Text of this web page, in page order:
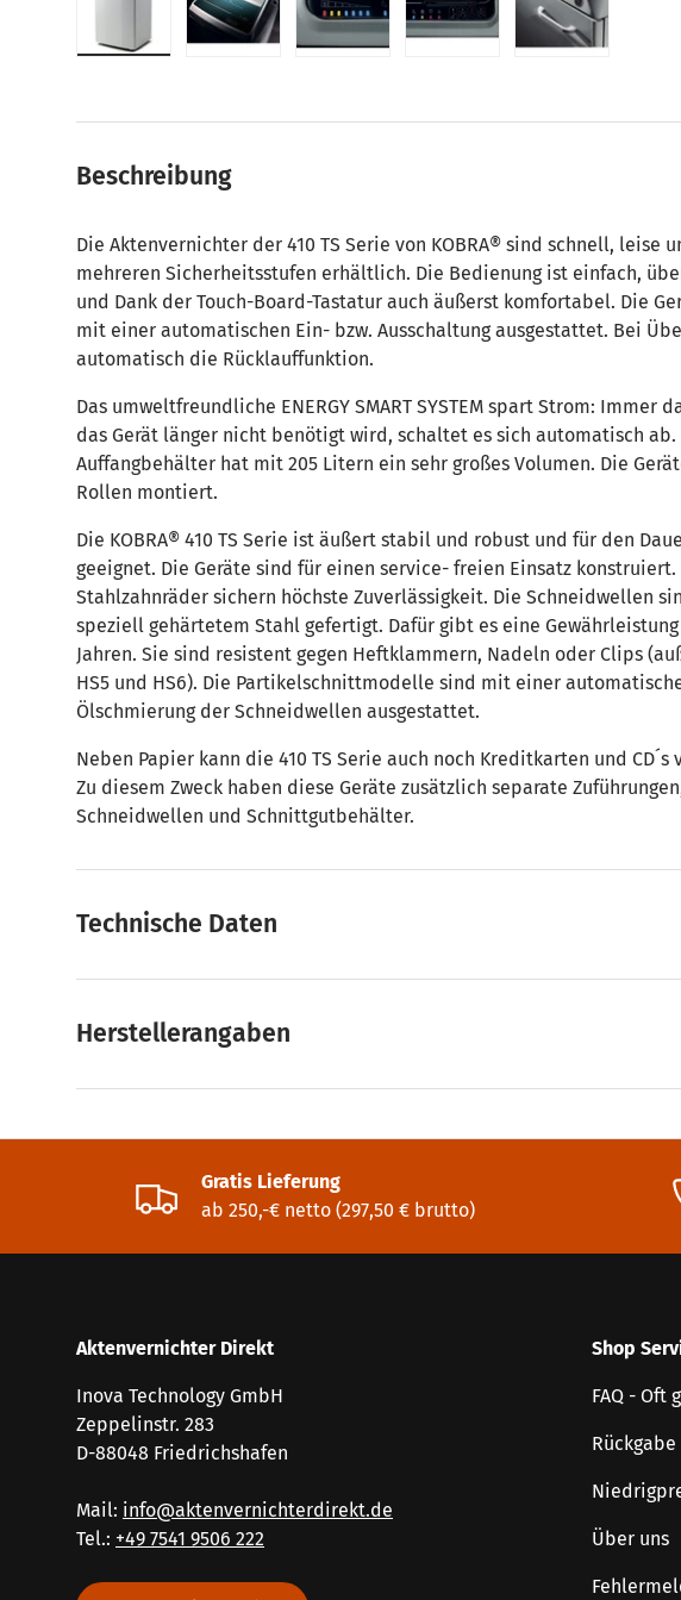
Beschreibung
Die Aktenvernichter der 410 TS Serie von KOBRA® sind schnell, leise
mehreren Sicherheitsstufen erhältlich. Die Bedienung ist einfach,
und Dank der Touch-Board-Tastatur auch äußerst komfortabel. Die
mit einer automatischen Ein- bzw. Ausschaltung ausgestattet. Bei
automatisch die Rücklauffunktion.
Das umweltfreundliche ENERGY SMART SYSTEM spart Strom: Immer
das Gerät länger nicht benötigt wird, schaltet es sich automatisch ab.
Auffangbehälter hat mit 205 Litern ein sehr großes Volumen. Die
Rollen montiert.
Die KOBRA® 410 TS Serie ist äußert stabil und robust und für den
geeignet. Die Geräte sind für einen service- freien Einsatz konstruiert.
Stahlzahnräder sichern höchste Zuverlässigkeit. Die Schneidwellen
speziell gehärtetem Stahl gefertigt. Dafür gibt es eine Gewährleistung
Jahren. Sie sind resistent gegen Heftklammern, Nadeln oder Clips
HS5 und HS6). Die Partikelschnittmodelle sind mit einer
Ölschmierung der Schneidwellen ausgestattet.
Neben Papier kann die 410 TS Serie auch noch Kreditkarten und CD´s
Zu diesem Zweck haben diese Geräte zusätzlich separate
Schneidwellen und Schnittgutbehälter.
Technische Daten
Herstellerangaben
Gratis Lieferung
ab 250,-€ netto (297,50 € brutto)
Aktenvernichter Direkt
Inova Technology GmbH
Zeppelinstr. 283
D-88048 Friedrichshafen
Mail: info@aktenvernichterdirekt.de
Tel.: +49 7541 9506 222
Shop
FAQ - Oft
Rückgabe
Über uns